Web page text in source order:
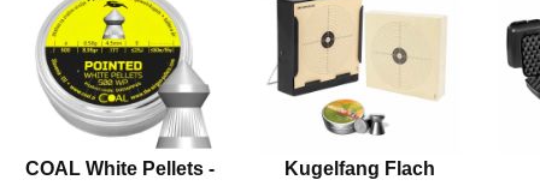
COAL White Pellets -
Kugelfang Flach